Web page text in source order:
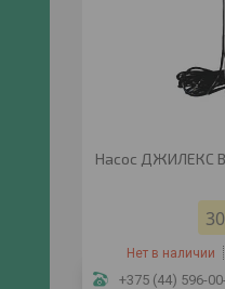
Насос ДЖИЛЕКС
Нет в наличии
+375 (44) 596-